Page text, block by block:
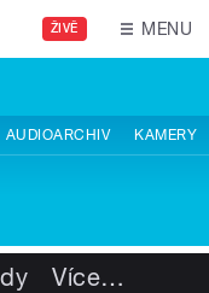
ŽIVĚ MENU
AUDIOARCHIV KAMERY
Více…